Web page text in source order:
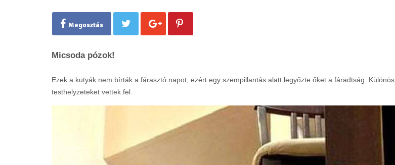
Megosztás
Micsoda pózok!
Ezek a kutyák nem bírták a fárasztó napot, ezért egy szempillantás alatt legyőzte őket a fáradtság. Különös
testhelyzeteket vettek fel.